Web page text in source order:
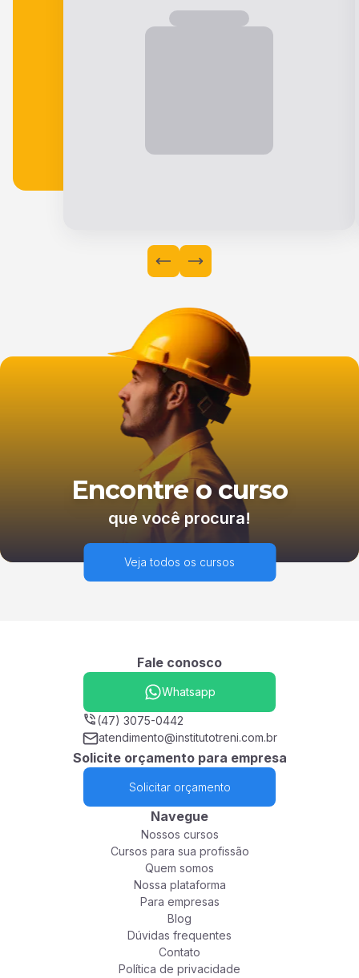
Encontre o curso
que você procura!
Veja todos os cursos
Fale conosco
Whatsapp
(47) 3075-0442
atendimento@institutotreni.com.br
Solicite orçamento para empresa
Solicitar orçamento
Navegue
Nossos cursos
Cursos para sua profissão
Quem somos
Nossa plataforma
Para empresas
Blog
Dúvidas frequentes
Contato
Política de privacidade